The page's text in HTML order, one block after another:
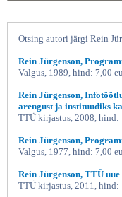
Jürgenson,
Otsing autori järgi Rein
Rein Jürgenson,
Valgus, 1989, hind: 7,00
Rein Jürgenson,
arengust ja instituudiks
TTÜ kirjastus, 2008, hind:
Rein Jürgenson,
Valgus, 1977, hind: 7,00
Rein Jürgenson, TTÜ uue
TTÜ kirjastus, 2011, hind: